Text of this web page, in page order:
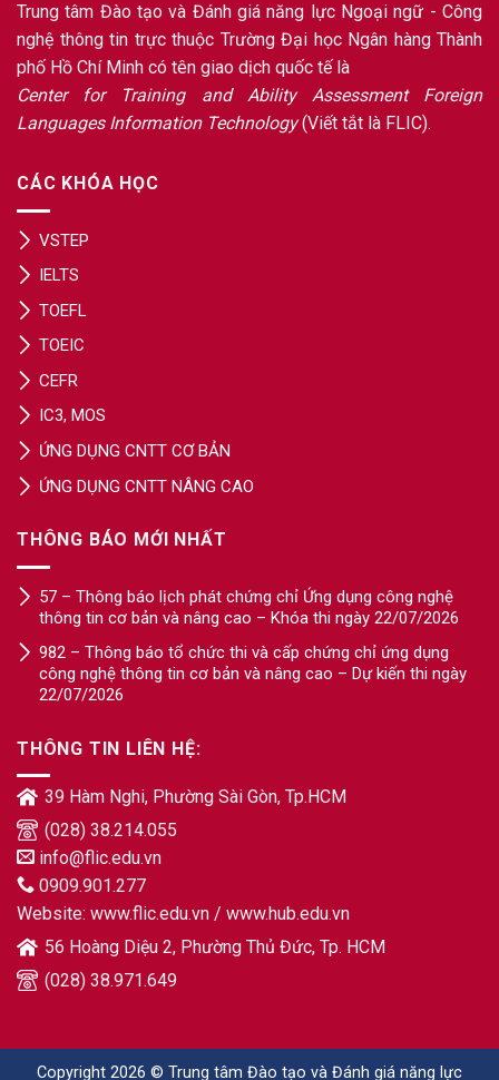
Trung tâm Đào tạo và Đánh giá năng lực Ngoại ngữ - Công
nghệ thông tin trực thuộc Trường Đại học Ngân hàng Thành
phố Hồ Chí Minh có tên giao dịch quốc tế là
Center for Training and Ability Assessment Foreign
Languages Information Technology(Viết tắt là FLIC).
CÁC KHÓA HỌC
VSTEP
ỨNG DỤNG CNTT CƠ BẢN
ỨNG DỤNG CNTT NÂNG CAO
IC3, MOS
IELTS
TOEFL
TOEIC
CEFR
THÔNG BÁO MỚI NHẤT
57 – Thông báo lịch phát chứng chỉ Ứng dụng công nghệ
thông tin cơ bản và nâng cao – Khóa thi ngày 22/07/2026
982 – Thông báo tổ chức thi và cấp chứng chỉ ứng dụng
công nghệ thông tin cơ bản và nâng cao – Dự kiến thi ngày
22/07/2026
THÔNG TIN LIÊN HỆ:
39 Hàm Nghi, Phường Sài Gòn, Tp.HCM
(028) 38.214.055
info@flic.edu.vn
0909.901.277
Website: www.flic.edu.vn / www.hub.edu.vn
56 Hoàng Diệu 2, Phường Thủ Đức, Tp. HCM
(028) 38.971.649
Copyright 2026 © Trung tâm Đào tạo và Đánh giá năng lực